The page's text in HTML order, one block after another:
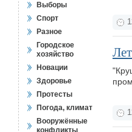
Выборы
Спорт
Разное
Городское
хозяйство
Новации
Здоровье
Протесты
Погода, климат
Вооружённые
конфликты